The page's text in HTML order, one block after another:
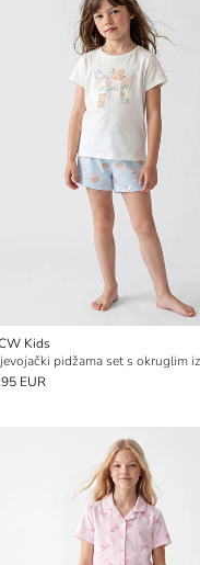
Kids
EUR